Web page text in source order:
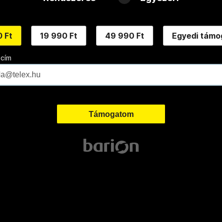
Ft 19 990 Ft 49 990 Ft Egyedi